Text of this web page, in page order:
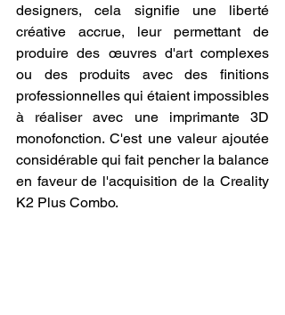
designers, cela signifie une liberté
créative accrue, leur permettant de
produire des œuvres d'art complexes
ou des produits avec des finitions
professionnelles qui étaient impossibles
à réaliser avec une imprimante 3D
monofonction. C'est une valeur ajoutée
considérable qui fait pencher la balance
en faveur de l'acquisition de la Creality
K2 Plus Combo.